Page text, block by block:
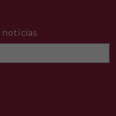
notícias